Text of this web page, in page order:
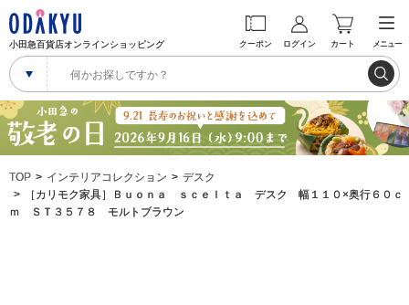
小田急百貨店オンラインショッピング クーポン ログイン カート メニュー
TOP インテリアコレクション
デスク
［カリモク家具］Ｂｕｏｎａ ｓｃｅｌｔａ デスク 幅１１０×奥行６０ｃ
ｍ ＳＴ３５７８ モルトブラウン